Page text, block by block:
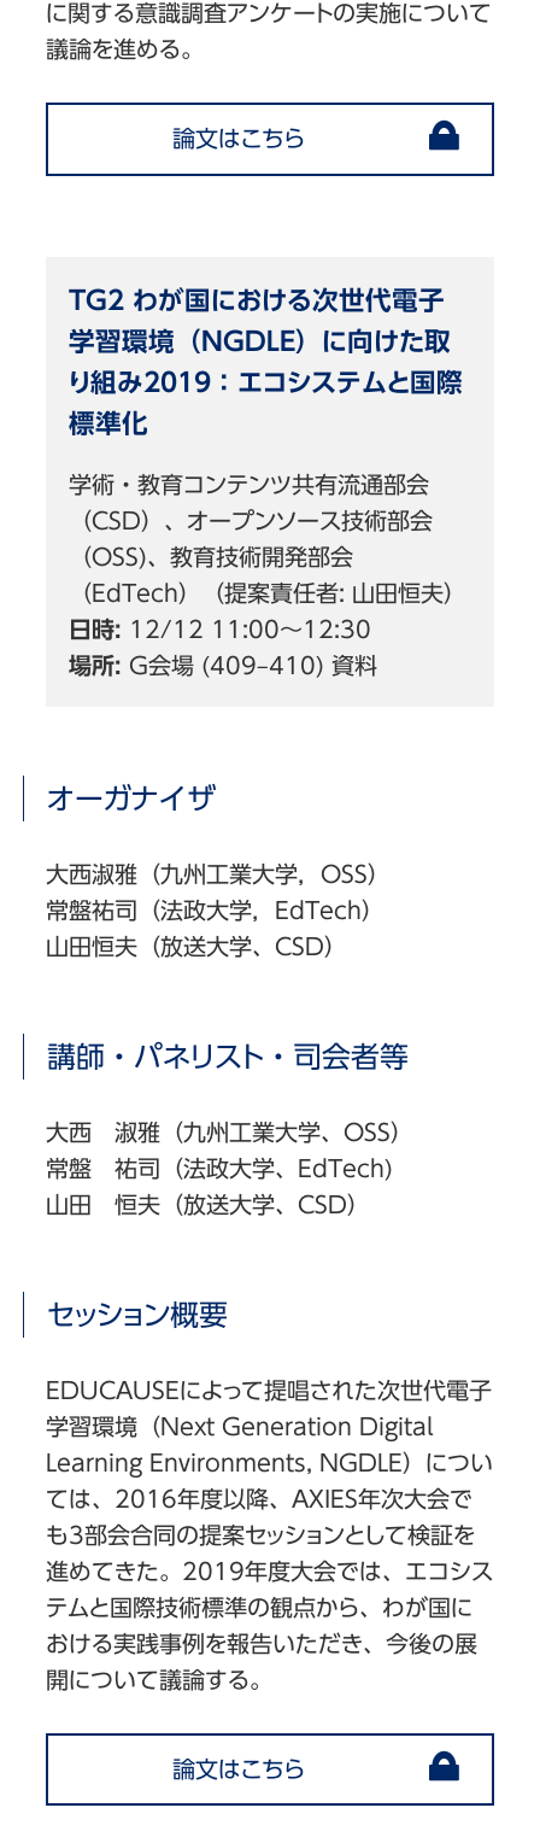
に関する意識調査アンケートの実施について
議論を進める。
論文はこちら
TG2 わが国における次世代電子
学習環境（NGDLE）に向けた取
り組み2019：エコシステムと国際
標準化
学術・教育コンテンツ共有流通部会
（CSD）、オープンソース技術部会
（OSS)、教育技術開発部会
（EdTech）（提案責任者: 山田恒夫）
日時: 12/12 11:00〜12:30
場所: G会場 (409–410) 資料
オーガナイザ
大西淑雅（九州工業大学，OSS）
常盤祐司（法政大学，EdTech）
山田恒夫（放送大学、CSD）
講師・パネリスト・司会者等
大西 淑雅（九州工業大学、OSS）
常盤 祐司（法政大学、EdTech)
山田 恒夫（放送大学、CSD）
セッション概要
EDUCAUSEによって提唱された次世代電子
学習環境（Next Generation Digital
Learning Environments, NGDLE）につい
ては、2016年度以降、AXIES年次大会で
も3部会合同の提案セッションとして検証を
進めてきた。2019年度大会では、エコシス
テムと国際技術標準の観点から、わが国に
おける実践事例を報告いただき、今後の展
開について議論する。
論文はこちら